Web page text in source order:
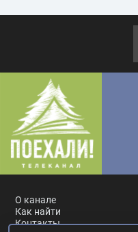
О канале
Как найти
Контакты